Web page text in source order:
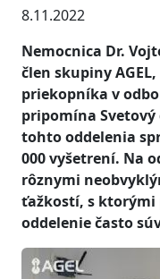
8.11.2022
Nemocnica Dr.
člen skupiny
priekopníka v
pripomína
tohto oddelenia
000 vyšetrení. Na
rôznymi
ťažkostí, s
oddelenie často